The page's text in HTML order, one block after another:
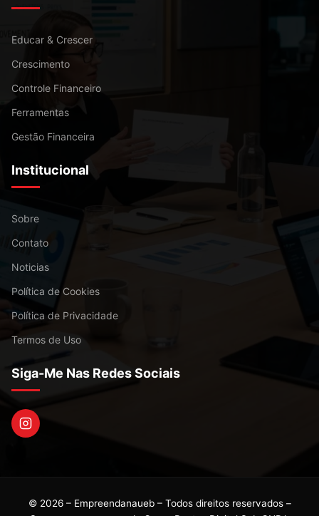
Educar & Crescer
Crescimento
Controle Financeiro
Ferramentas
Gestão Financeira
Institucional
Sobre
Contato
Noticias
Política de Cookies
Política de Privacidade
Termos de Uso
Siga-Me Nas Redes Sociais
© 2026 – Empreendanaueb – Todos direitos reservados –